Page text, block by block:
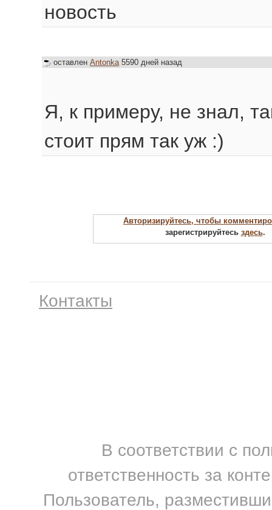
новость
оставлен Antonka 5590 дней назад
Я, к примеру, не знал,
стоит прям так уж :)
Авторизируйтесь, чтобы
зарегистрируйтесь здесь.
Контакты
В соответствии с
ответственность за
Пользователь,